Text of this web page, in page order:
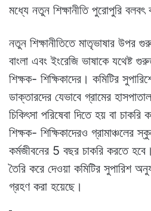
মধ্যে নতুন শিক্ষানীতি পুরোপুরি বলবৎ
নতুন শিক্ষানীতিতে মাতৃভাষার উপর
বাংলা এবং ইংরেজি ভাষাকে যথেষ্ট
শিক্ষক- শিক্ষিকাদের। কমিটির
ডাক্তারদের যেভাবে গ্রামের
চিকিৎসা পরিষেবা দিতে হয় বা
শিক্ষক- শিক্ষিকাদেরও গ্রামাঞ্চলের
কর্মজীবনের 5 বছর চাকরি করতে
তৈরি করে দেওয়া কমিটির সুপারিশ
গ্রহণ করা হয়েছে।